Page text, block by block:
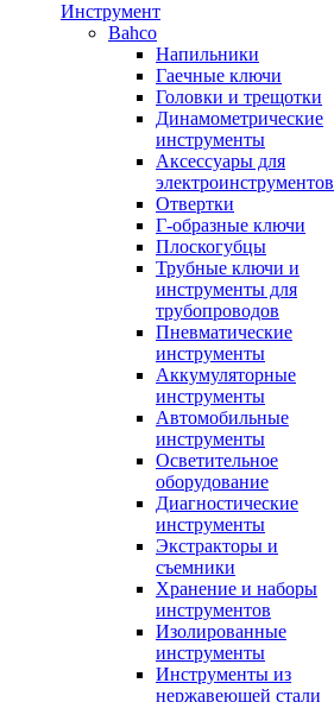
Инструмент
Bahco
Напильники
Гаечные ключи
Головки и трещотки
Динамометрические
инструменты
Аксессуары для
электроинструментов
Отвертки
Г-образные ключи
Плоскогубцы
Трубные ключи и
инструменты для
трубопроводов
Пневматические
инструменты
Аккумуляторные
инструменты
Автомобильные
инструменты
Осветительное
оборудование
Диагностические
инструменты
Экстракторы и
съемники
Хранение и наборы
инструментов
Изолированные
инструменты
Инструменты из
нержавеющей стали